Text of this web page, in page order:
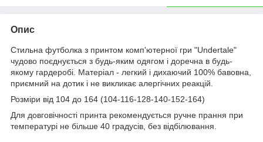
Опис
Стильна футболка з принтом комп'ютерної гри "Undertale"
чудово поєднується з будь-яким одягом і доречна в будь-
якому гардеробі. Матеріал - легкий і дихаючий 100% бавовна,
приємний на дотик і не викликає алергічних реакцій.
Розміри від 104 до 164 (104-116-128-140-152-164)
Для довговічності принта рекомендується ручне прання при
температурі не більше 40 градусів, без відбілювання.